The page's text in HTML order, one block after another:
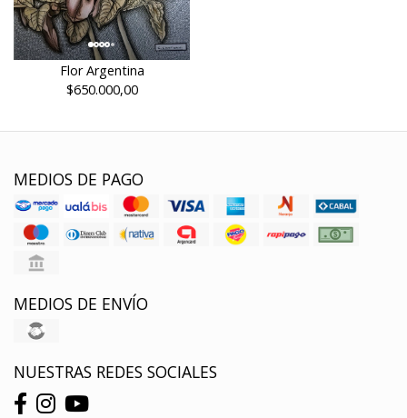
Flor Argentina
$650.000,00
MEDIOS DE PAGO
MEDIOS DE ENVÍO
NUESTRAS REDES SOCIALES